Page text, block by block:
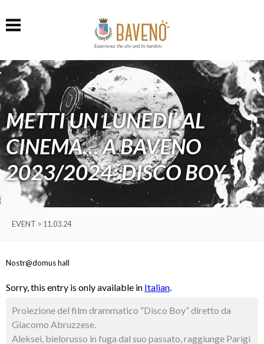
Experience the city and its hamlets
METTI UN LUNEDI’ AL
CINEMA… A BAVENO
2023/2024: DISCO BOY
EVENT > 11.03.24
Nostr@domus hall
Sorry, this entry is only available in Italian.
Proiezione del film drammatico “Disco Boy” diretto da
Giacomo Abruzzese.
Aleksei, bielorusso in fuga dal suo passato, raggiunge Parigi